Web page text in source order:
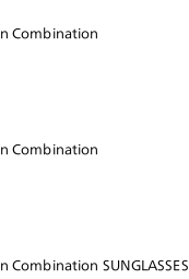
Combination
Combination
Combination SUNGLASSES